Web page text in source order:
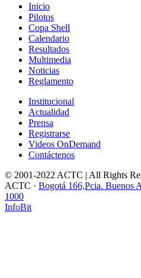
Inicio
Pilotos
Copa Shell
Calendario
Resultados
Multimedia
Noticias
Reglamento
Institucional
Actualidad
Prensa
Registrarse
Videos OnDemand
Contáctenos
© 2001-2022 ACTC | All Rights
ACTC · Bogotá 166,Pcia. Buenos
1000
InfoBit